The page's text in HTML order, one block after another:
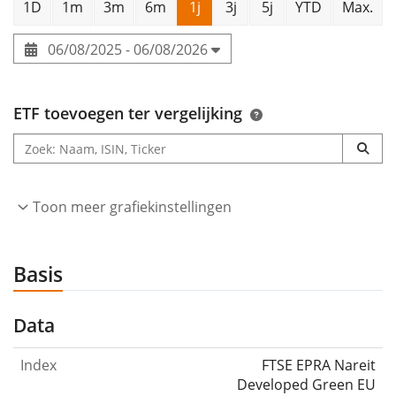
1D 1m 3m 6m 1j 3j 5j YTD Max.
06/08/2025 - 06/08/2026
ETF toevoegen ter vergelijking
Toon meer grafiekinstellingen
Basis
Data
Index
FTSE EPRA Nareit
Developed Green EU